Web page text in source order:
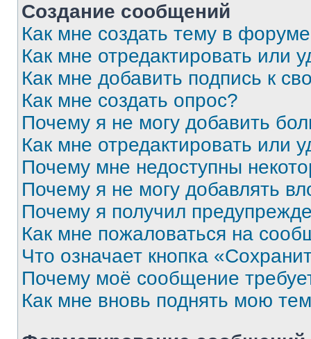
Создание сообщений
Как мне создать тему в
Как мне отредактировать или
Как мне добавить подпись к
Как мне создать опрос?
Почему я не могу добавить
Как мне отредактировать или
Почему мне недоступны
Почему я не могу добавлять
Почему я получил
Как мне пожаловаться на
Что означает кнопка
Почему моё сообщение
Как мне вновь поднять мою